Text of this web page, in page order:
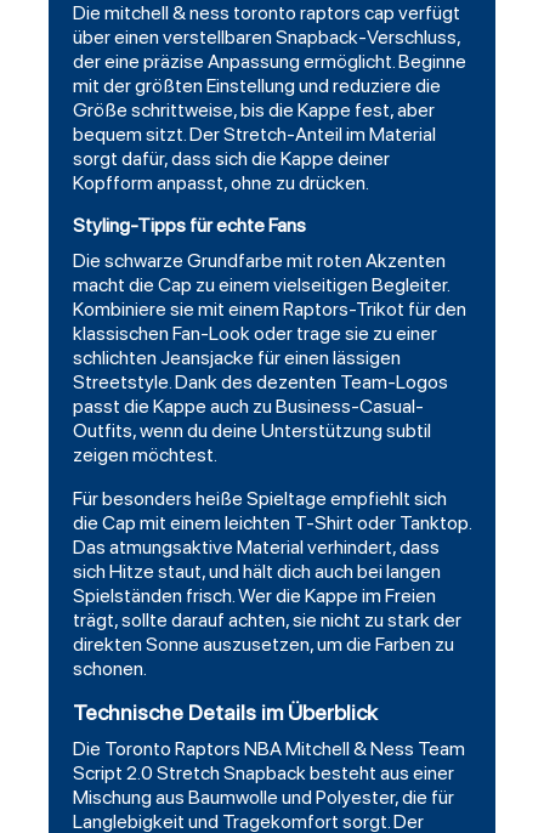
Die mitchell & ness toronto raptors cap verfügt
über einen verstellbaren Snapback-Verschluss,
der eine präzise Anpassung ermöglicht. Beginne
mit der größten Einstellung und reduziere die
Größe schrittweise, bis die Kappe fest, aber
bequem sitzt. Der Stretch-Anteil im Material
sorgt dafür, dass sich die Kappe deiner
Kopfform anpasst, ohne zu drücken.
Styling-Tipps für echte Fans
Die schwarze Grundfarbe mit roten Akzenten
macht die Cap zu einem vielseitigen Begleiter.
Kombiniere sie mit einem Raptors-Trikot für den
klassischen Fan-Look oder trage sie zu einer
schlichten Jeansjacke für einen lässigen
Streetstyle. Dank des dezenten Team-Logos
passt die Kappe auch zu Business-Casual-
Outfits, wenn du deine Unterstützung subtil
zeigen möchtest.
Für besonders heiße Spieltage empfiehlt sich
die Cap mit einem leichten T-Shirt oder Tanktop.
Das atmungsaktive Material verhindert, dass
sich Hitze staut, und hält dich auch bei langen
Spielständen frisch. Wer die Kappe im Freien
trägt, sollte darauf achten, sie nicht zu stark der
direkten Sonne auszusetzen, um die Farben zu
schonen.
Technische Details im Überblick
Die Toronto Raptors NBA Mitchell & Ness Team
Script 2.0 Stretch Snapback besteht aus einer
Mischung aus Baumwolle und Polyester, die für
Langlebigkeit und Tragekomfort sorgt. Der